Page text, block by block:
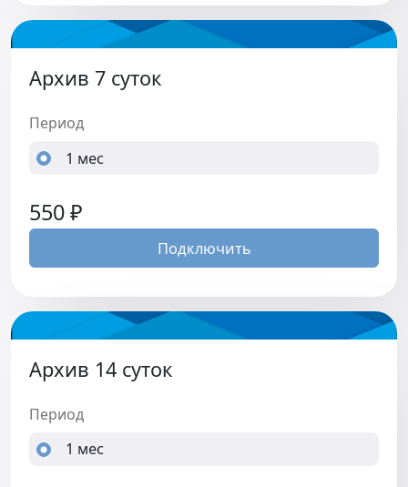
Архив 7 суток
Период
1 мес
550₽
Подключить
Архив 14 суток
Период
1 мес